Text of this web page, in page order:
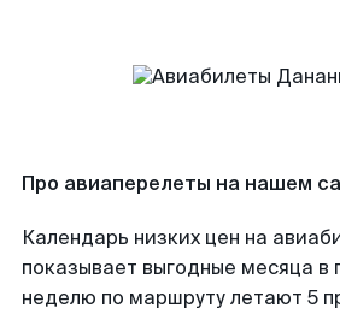
Про авиаперелеты на нашем
Календарь низких цен на
показывает выгодные месяца в
неделю по маршруту летают 5